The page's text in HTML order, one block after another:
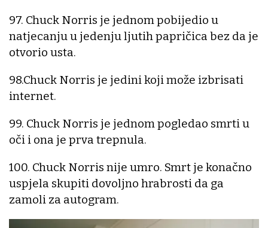
97. Chuck Norris je jednom pobijedio u
natjecanju u jedenju ljutih papričica bez da je
otvorio usta.
98.Chuck Norris je jedini koji može izbrisati
internet.
99. Chuck Norris je jednom pogledao smrti u
oči i ona je prva trepnula.
100. Chuck Norris nije umro. Smrt je konačno
uspjela skupiti dovoljno hrabrosti da ga
zamoli za autogram.